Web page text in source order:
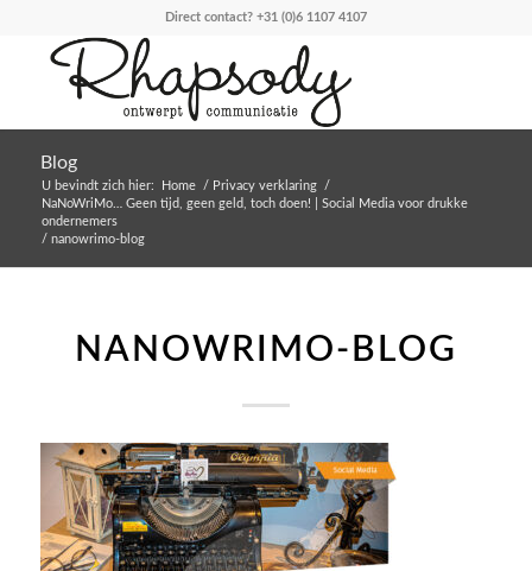
Direct contact? +31 (0)6 1107 4107
Blog
U bevindt zich hier: Home / Privacy verklaring
/
NaNoWriMo… Geen tijd, geen geld, toch doen! | Social Media voor drukke
ondernemers
/ nanowrimo-blog
NANOWRIMO-BLOG